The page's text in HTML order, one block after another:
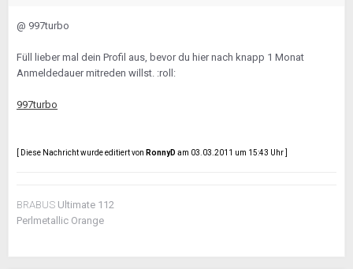
@ 997turbo
Füll lieber mal dein Profil aus, bevor du hier nach knapp 1 Monat
Anmeldedauer mitreden willst. :roll:
997turbo
[ Diese Nachricht wurde editiert von RonnyD am 03.03.2011 um 15:43 Uhr ]
BRABUS Ultimate 112
Perlmetallic Orange